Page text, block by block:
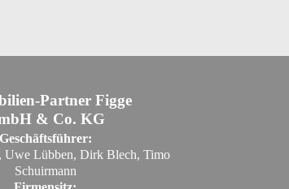
Partner Figge
& Co. KG
Geschäftsführer:
Uwe Lübben, Dirk Blech, Timo
Schuirmann